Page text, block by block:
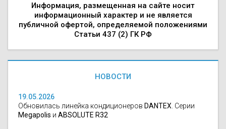
Информация, размещенная на сайте носит
информационный характер и не является
публичной офертой, определяемой положениями
Статьи 437 (2) ГК РФ
НОВОСТИ
19.05.2026
Обновилась линейка кондиционеров DANTEX . Серии
Megapolis и ABSOLUTE R32